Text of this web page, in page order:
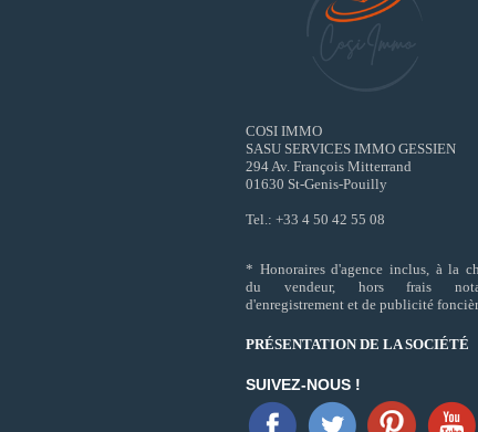
COSI IMMO
SASU SERVICES IMMO GESSIEN
294 Av. François Mitterrand
01630 St-Genis-Pouilly
Tel.: +33 4 50 42 55 08
* Honoraires d'agence inclus, à la
du vendeur, hors frais
d'enregistrement et de publicité
PRÉSENTATION DE LA SOCIÉTÉ
SUIVEZ-NOUS !